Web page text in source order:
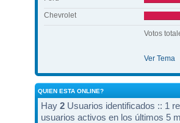
Chevrolet
Votos
Ver Tema
QUIEN ESTA ONLINE?
Hay 2 Usuarios identificados :: 1
usuarios activos en los últimos 5